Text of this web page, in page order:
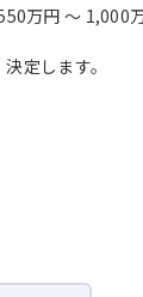
万円 ～ 1,000
定します。